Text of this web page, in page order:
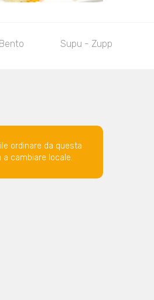
Bento Supu - Zuppa
ordinare da questa
cambiare locale.